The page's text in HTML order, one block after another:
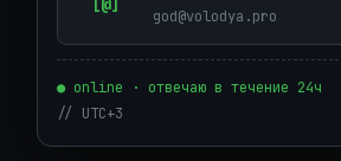
god@volodya.pro
● online · отвечаю в течение 24ч
// UTC+3